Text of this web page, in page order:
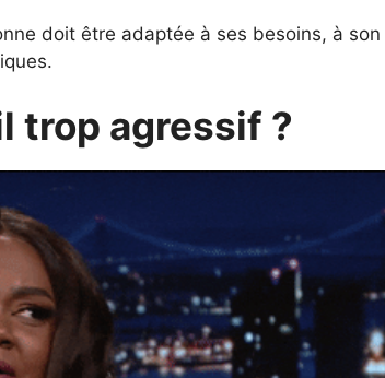
doit être adaptée à ses besoins, à son
trop agressif ?